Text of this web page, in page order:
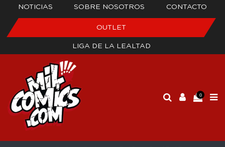
NOTICIAS SOBRE NOSOTROS CONTACTO
OUTLET
LIGA DE LA LEALTAD
0